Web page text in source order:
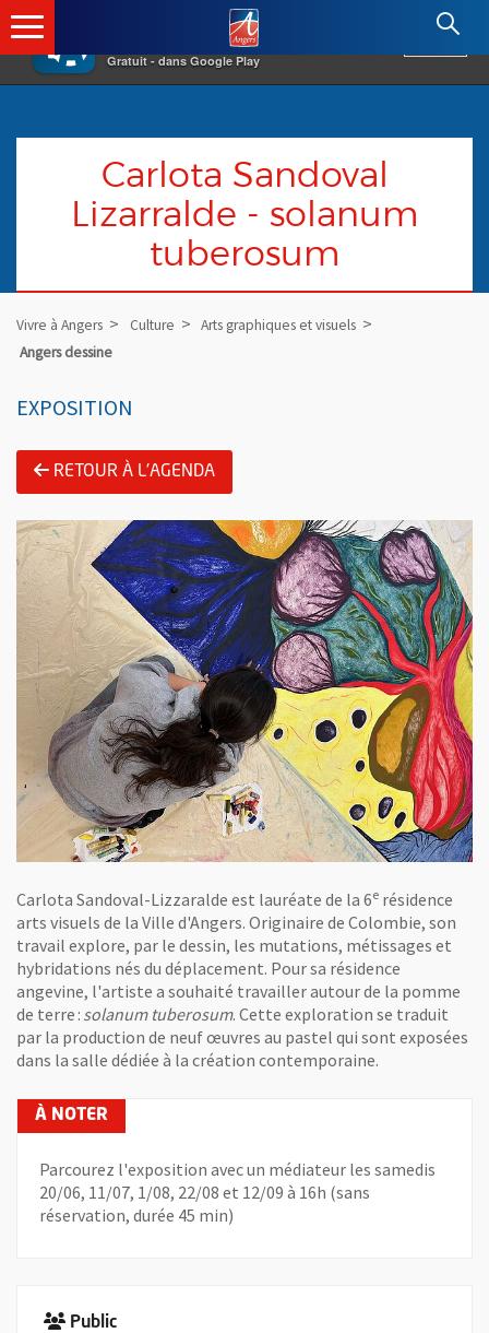
×
Gratuit - dans Google Play
Angers.fr : Retour à l'accueil
Carlota Sandoval
Lizarralde - solanum
tuberosum
Vivre à Angers Culture
Arts graphiques et visuels
Angers dessine
EXPOSITION
RETOUR À L'AGENDA
Carlota Sandoval-Lizzaralde est lauréate de la 6e résidence
arts visuels de la Ville d'Angers. Originaire de Colombie, son
travail explore, par le dessin, les mutations, métissages et
hybridations nés du déplacement. Pour sa résidence
angevine, l'artiste a souhaité travailler autour de la pomme
de terre : solanum tuberosum. Cette exploration se traduit
par la production de neuf œuvres au pastel qui sont exposées
dans la salle dédiée à la création contemporaine.
Parcourez l'exposition avec un médiateur les samedis
20/06, 11/07, 1/08, 22/08 et 12/09 à 16h (sans
réservation, durée 45 min)
Public